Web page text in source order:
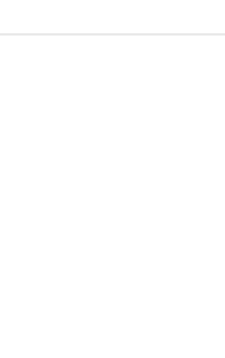
samme emner